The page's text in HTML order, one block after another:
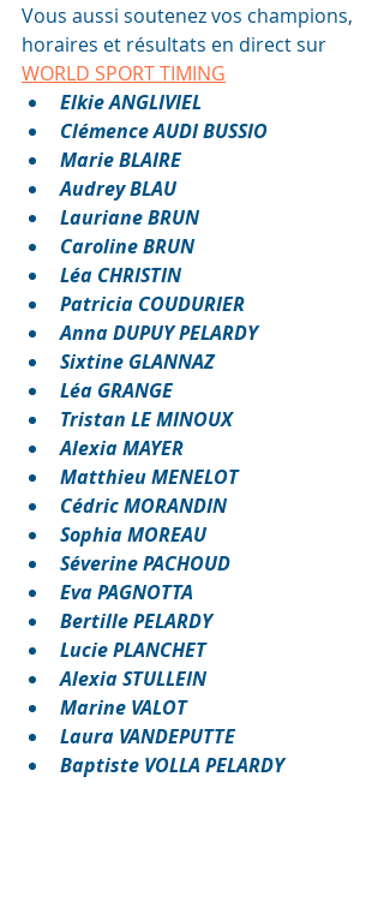
Vous aussi soutenez vos champions,
horaires et résultats en direct sur
WORLD SPORT TIMING
Elkie ANGLIVIEL
Clémence AUDI BUSSIO
Marie BLAIRE
Audrey BLAU
Lauriane BRUN
Caroline BRUN
Léa CHRISTIN
Patricia COUDURIER
Anna DUPUY PELARDY
Sixtine GLANNAZ
Léa GRANGE
Tristan LE MINOUX
Alexia MAYER
Matthieu MENELOT
Cédric MORANDIN
Sophia MOREAU
Séverine PACHOUD
Eva PAGNOTTA
Bertille PELARDY
Lucie PLANCHET
Alexia STULLEIN
Marine VALOT
Laura VANDEPUTTE
Baptiste VOLLA PELARDY